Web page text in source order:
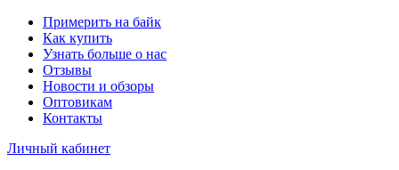
Примерить на байк
Как купить
Узнать больше о нас
Отзывы
Новости и обзоры
Оптовикам
Контакты
Личный кабинет